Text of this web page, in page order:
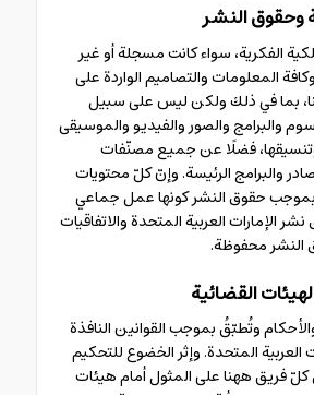
وحقوق النشر
الفكرية، سواء كانت مسجلة أو غير
المعلومات والتصاميم الواردة على
لنا، بما في ذلك ولكن ليس على سبيل
والبرامج والصور والفيديو والموسيقى
وتنسيقها، فضلًا عن جميع مصنّفات
والبرامج الرئيسة. وإنّ كلّ محتويات
حقوق النشر كونها عمل جماعي
الإمارات العربية المتحدة والاتفاقيات
النشر محفوظة.
القضائية
وتُطبّقُ بموجب القوانين النافذة
العربية المتحدة. وإثر الخضوع للتحكيم
كلّ فريق ههنا على المثول أمام هيئات